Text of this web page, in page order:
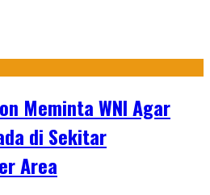
Meminta WNI Agar
di Sekitar
Area